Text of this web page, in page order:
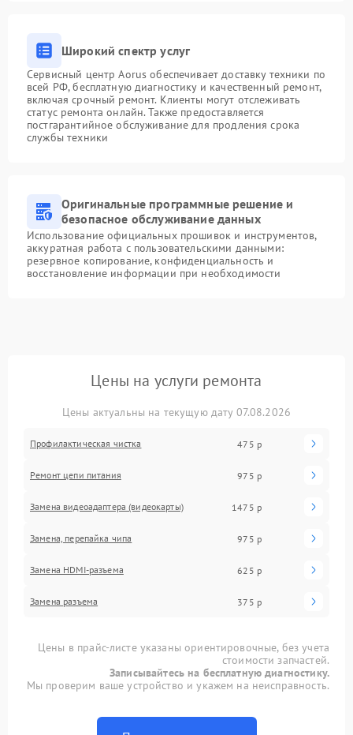
Широкий спектр услуг
Сервисный центр Aorus обеспечивает доставку техники по
всей РФ, бесплатную диагностику и качественный ремонт,
включая срочный ремонт. Клиенты могут отслеживать
статус ремонта онлайн. Также предоставляется
постгарантийное обслуживание для продления срока
службы техники
Оригинальные программные решение и
безопасное обслуживание данных
Использование официальных прошивок и инструментов,
аккуратная работа с пользовательскими данными:
резервное копирование, конфиденциальность и
восстановление информации при необходимости
Цены на услуги ремонта
Цены актуальны на текущую дату 07.08.2026
Профилактическая чистка 475 р
Ремонт цепи питания 975 р
Замена видеоадаптера (видеокарты) 1475 р
Замена, перепайка чипа 975 р
Замена HDMI-разъема 625 р
Замена разъема 375 р
Цены в прайс-листе указаны ориентировочные, без учета
стоимости запчастей.
Записывайтесь на бесплатную диагностику.
Мы проверим ваше устройство и укажем на неисправность.